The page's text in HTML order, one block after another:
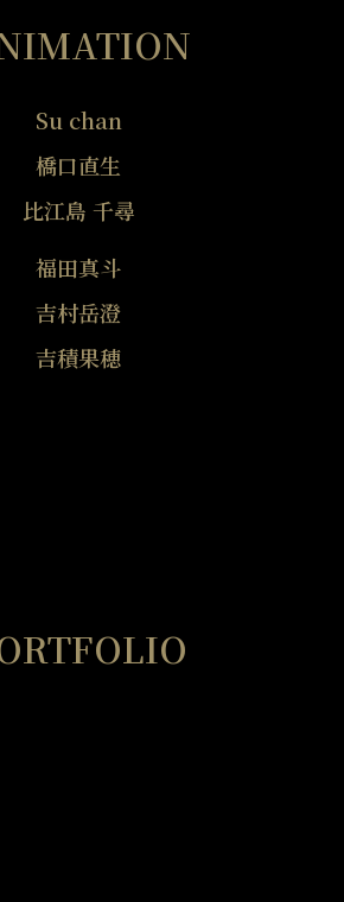
Su chan
橋口直生
比江島 千尋
福田真斗
吉村岳澄
吉積果穂